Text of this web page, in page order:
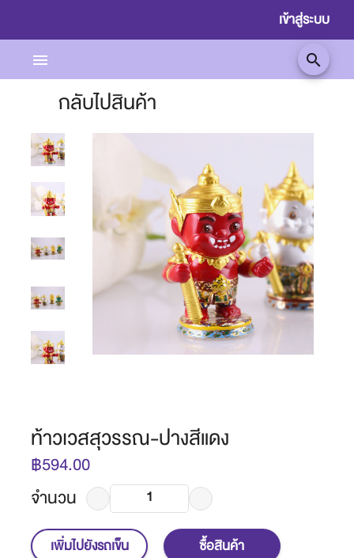
เข้าสู่ระบบ
menu search
กลับไปสินค้า
ท้าวเวสสุวรรณ-ปางสีแดง
฿594.00
จำนวน
เพิ่มไปยังรถเข็น ซื้อสินค้า